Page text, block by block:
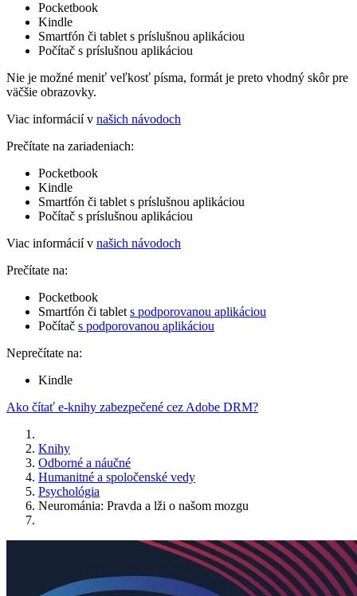
Pocketbook
Kindle
Smartfón či tablet s príslušnou aplikáciou
Počítač s príslušnou aplikáciou
Nie je možné meniť veľkosť písma, formát je preto vhodný skôr pre
väčšie obrazovky.
Viac informácií v našich návodoch
Prečítate na zariadeniach:
Pocketbook
Kindle
Smartfón či tablet s príslušnou aplikáciou
Počítač s príslušnou aplikáciou
Viac informácií v našich návodoch
Prečítate na:
Pocketbook
Smartfón či tablet s podporovanou aplikáciou
Počítač s podporovanou aplikáciou
Neprečítate na:
Kindle
Ako čítať e-knihy zabezpečené cez Adobe DRM?
Knihy
Odborné a náučné
Humanitné a spoločenské vedy
Psychológia
Neurománia: Pravda a lži o našom mozgu